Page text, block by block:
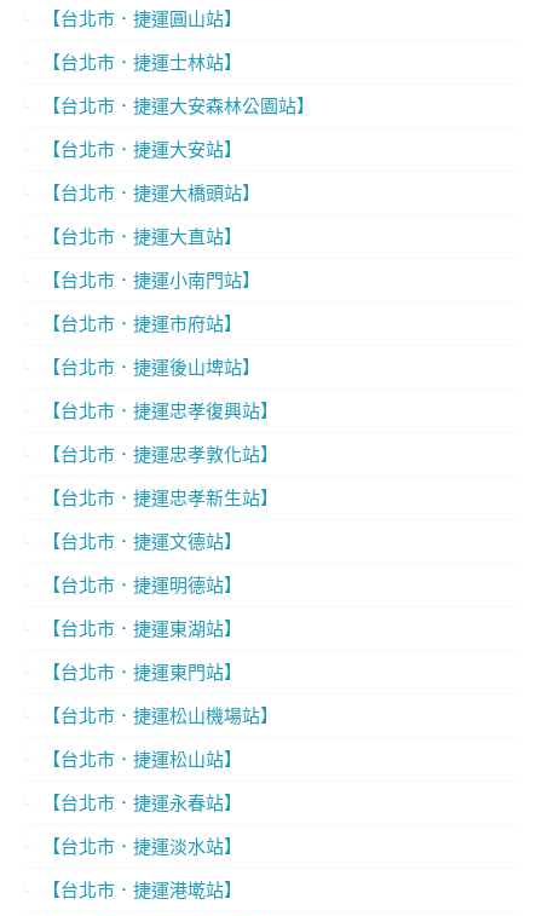
【台北市．捷運圓山站】
【台北市．捷運士林站】
【台北市．捷運大安森林公園站】
【台北市．捷運大安站】
【台北市．捷運大橋頭站】
【台北市．捷運大直站】
【台北市．捷運小南門站】
【台北市．捷運市府站】
【台北市．捷運後山埤站】
【台北市．捷運忠孝復興站】
【台北市．捷運忠孝敦化站】
【台北市．捷運忠孝新生站】
【台北市．捷運文德站】
【台北市．捷運明德站】
【台北市．捷運東湖站】
【台北市．捷運東門站】
【台北市．捷運松山機場站】
【台北市．捷運松山站】
【台北市．捷運永春站】
【台北市．捷運淡水站】
【台北市．捷運港墘站】